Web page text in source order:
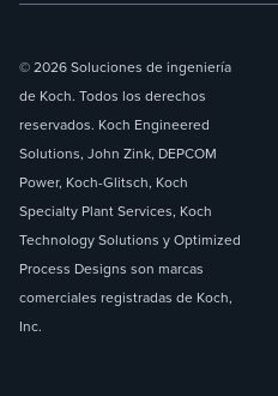
© 2026 Soluciones de ingeniería
de Koch. Todos los derechos
reservados. Koch Engineered
Solutions, John Zink, DEPCOM
Power, Koch-Glitsch, Koch
Specialty Plant Services, Koch
Technology Solutions y Optimized
Process Designs son marcas
comerciales registradas de Koch,
Inc.